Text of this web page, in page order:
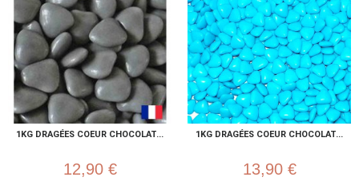
1KG DRAGÉES COEUR CHOCOLAT...
12,90 €
1KG DRAGÉES COEUR CHOCOLAT...
13,90 €